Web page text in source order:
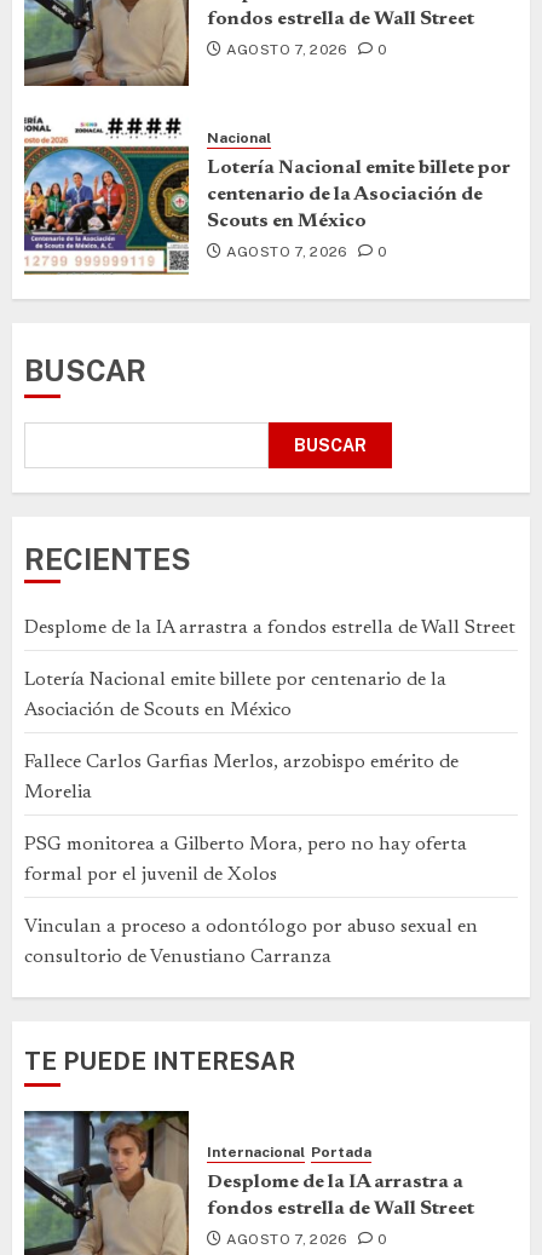
fondos estrella de Wall Street
AGOSTO 7, 2026 0
Nacional
Lotería Nacional emite billete por
centenario de la Asociación de
Scouts en México
AGOSTO 7, 2026 0
BUSCAR
BUSCAR
RECIENTES
Desplome de la IA arrastra a fondos estrella de Wall Street
Lotería Nacional emite billete por centenario de la
Asociación de Scouts en México
Fallece Carlos Garfias Merlos, arzobispo emérito de
Morelia
PSG monitorea a Gilberto Mora, pero no hay oferta
formal por el juvenil de Xolos
Vinculan a proceso a odontólogo por abuso sexual en
consultorio de Venustiano Carranza
TE PUEDE INTERESAR
Internacional Portada
Desplome de la IA arrastra a
fondos estrella de Wall Street
AGOSTO 7, 2026 0